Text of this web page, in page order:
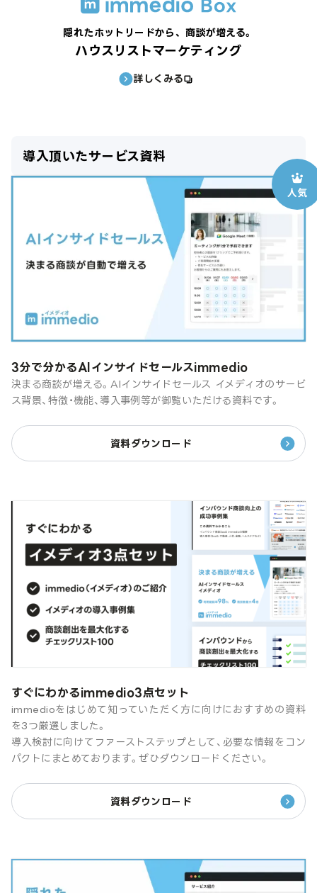
隠れたホットリードから、 商談が増える。
ハウスリストマーケティング
詳しくみる
導入頂いたサービス資料
3分で分かるAIインサイドセールスimmedio
決まる商談が増える。AIインサイドセールス イメディオのサービ
ス背景、特徴・機能、導入事例等が御覧いただける資料です。
資料ダウンロード
すぐにわかるimmedio3点セット
immedioをはじめて知っていただく方に向けにおすすめの資料
を3つ厳選しました。
導入検討に向けてファーストステップとして、必要な情報をコン
パクトにまとめております。ぜひダウンロードください。
資料ダウンロード